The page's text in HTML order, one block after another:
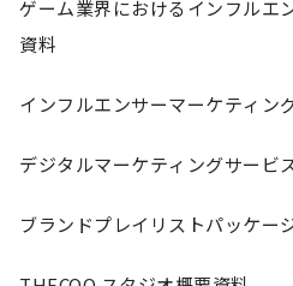
ゲーム業界におけるインフルエ
資料
インフルエンサーマーケティン
デジタルマーケティングサービ
ブランドプレイリストパッケー